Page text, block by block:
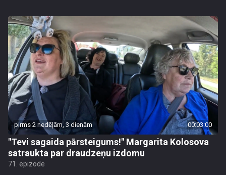
pirms 2 nedēļām, 3 dienām 00:03:00
"Tevi sagaida pārsteigums!" Margarita Kolosova
satraukta par draudzeņu izdomu
71. epizode